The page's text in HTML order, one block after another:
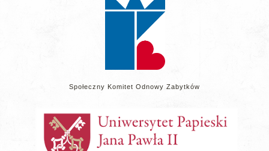
Społeczny Komitet Odnowy Zabytków